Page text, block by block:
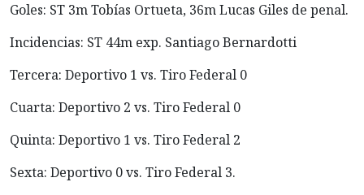
Goles: ST 3m Tobías Ortueta, 36m Lucas Giles de penal.
Incidencias: ST 44m exp. Santiago Bernardotti
Tercera: Deportivo 1 vs. Tiro Federal 0
Cuarta: Deportivo 2 vs. Tiro Federal 0
Quinta: Deportivo 1 vs. Tiro Federal 2
Sexta: Deportivo 0 vs. Tiro Federal 3.